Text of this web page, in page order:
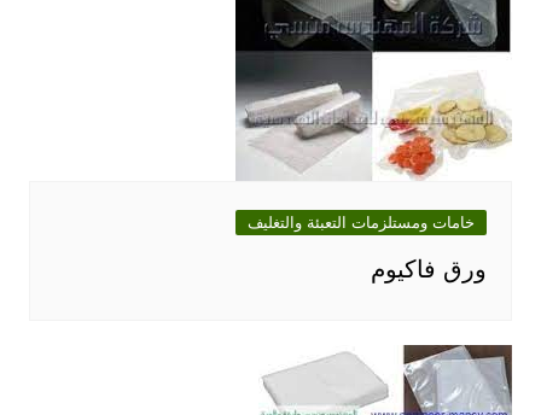
خامات ومستلزمات التعبئة والتغليف
ورق فاكيوم